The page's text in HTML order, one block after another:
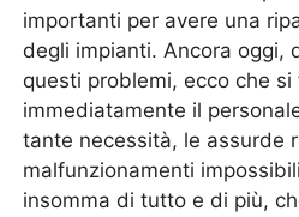
importanti per avere una
degli impianti. Ancora oggi,
questi problemi, ecco che
immediatamente il
tante necessità, le assurde
malfunzionamenti
insomma di tutto e di più,